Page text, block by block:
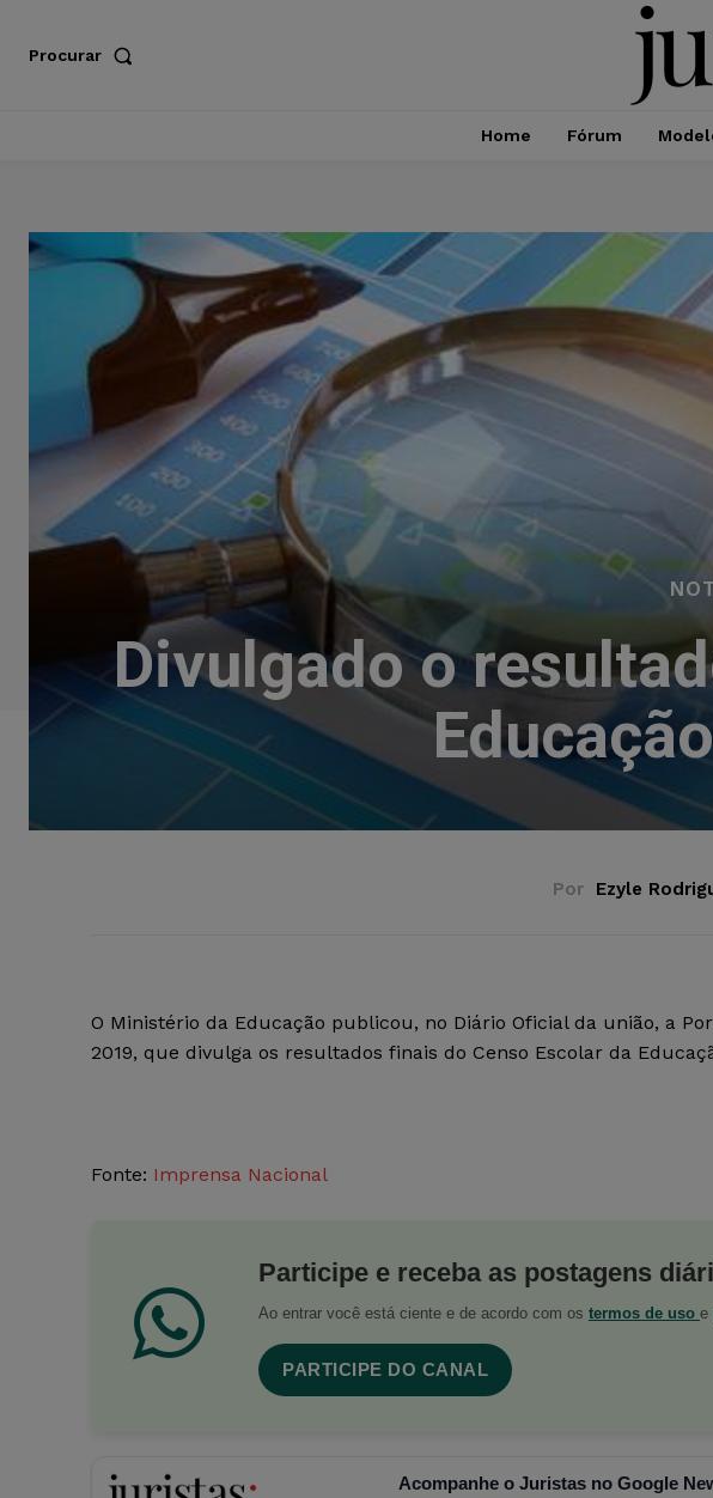
Procurar
Home Fórum
Divulgado o
Por Ezyle
O Ministério da Educação publicou, no Diário Oficial da união, a
2019, que divulga os resultados finais do Censo Escolar da
Fonte: Imprensa Nacional
Participe e receba as postagens
Ao entrar você está ciente e de acordo com os termos de uso e
PARTICIPE DO CANAL
Acompanhe o Juristas no Google